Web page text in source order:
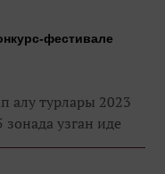
фестивале
алу турлары 2023
зонада узган иде